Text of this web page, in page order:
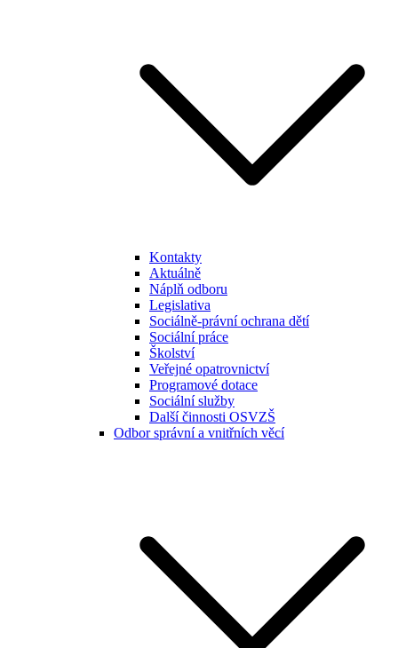
Kontakty
Aktuálně
Náplň odboru
Legislativa
Sociálně-právní ochrana dětí
Sociální práce
Školství
Veřejné opatrovnictví
Programové dotace
Sociální služby
Další činnosti OSVZŠ
Odbor správní a vnitřních věcí